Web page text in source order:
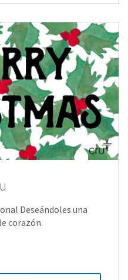
Deseándoles una
corazón.